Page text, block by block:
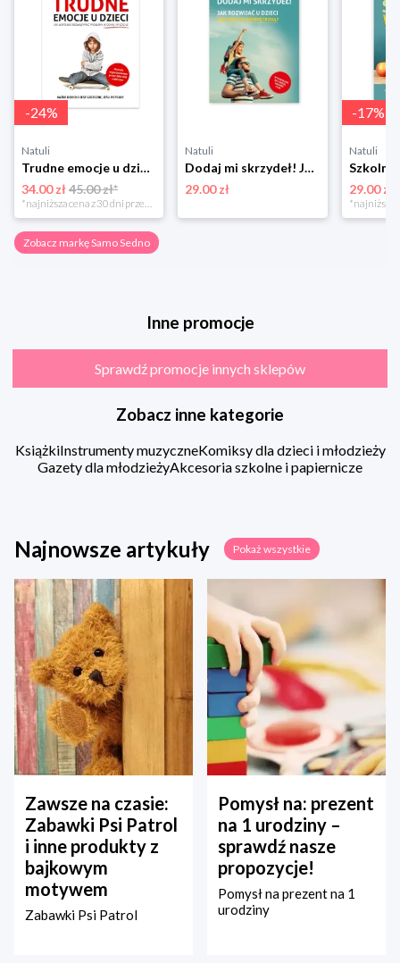
-24%
Natuli
Trudne emocje u dzieci. Jak wspólnie rozwiązywać problemy w domu i w szkole Samo sedno
34.00 zł45.00 zł*
Natuli
Dodaj mi skrzydeł! Jak rozwijać u dzieci motywację wewnętrzną Samo sedno
29.00 zł
-17%
Natuli
29.00 zł
Zobacz markę Samo Sedno
Inne promocje
Sprawdź promocje innych sklepów
Zobacz inne kategorie
KsiążkiInstrumenty muzyczneKomiksy dla dzieci i młodzieży
Gazety dla młodzieżyAkcesoria szkolne i papiernicze
Najnowsze artykuły Pokaż wszystkie
Zawsze na czasie:
Zabawki Psi Patrol
i inne produkty z
bajkowym
motywem
Zabawki Psi Patrol
Pomysł na: prezent
na 1 urodziny –
sprawdź nasze
propozycje!
Pomysł na prezent na 1
urodziny